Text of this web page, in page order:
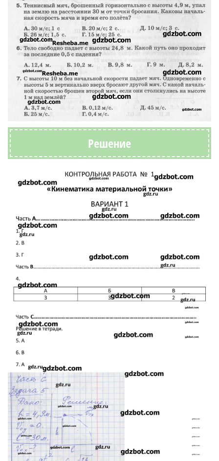
Решение